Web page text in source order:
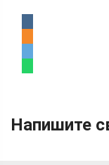
Напишите